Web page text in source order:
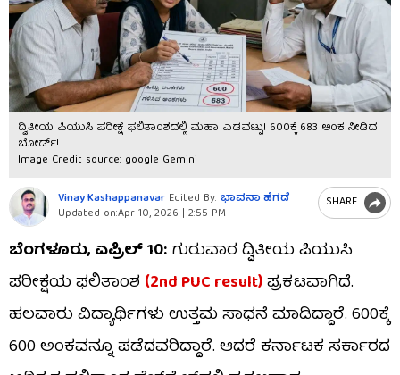
ದ್ವಿತೀಯ ಪಿಯುಸಿ ಪರೀಕ್ಷೆ ಫಲಿತಾಂಶದಲ್ಲಿ ಮಹಾ ಎಡವಟ್ಟು! 600ಕ್ಕೆ 683 ಅಂಕ ನೀಡಿದ
ಬೋರ್ಡ್​!
Image Credit source: google Gemini
Vinay Kashappanavar Edited By: ಭಾವನಾ ಹೆಗಡೆ
Updated on:Apr 10, 2026 | 2:55 PM
SHARE
ಬೆಂಗಳೂರು, ಏಪ್ರಿಲ್ 10:ಗುರುವಾರ ದ್ವಿತೀಯ ಪಿಯುಸಿ
ಪರೀಕ್ಷೆಯ ಫಲಿತಾಂಶ (2nd PUC result)ಪ್ರಕಟವಾಗಿದೆ.
ಹಲವಾರು ವಿದ್ಯಾರ್ಥಿಗಳು ಉತ್ತಮ ಸಾಧನೆ ಮಾಡಿದ್ದಾರೆ. 600ಕ್ಕೆ
600 ಅಂಕವನ್ನೂ ಪಡೆದವರಿದ್ದಾರೆ. ಆದರೆ ಕರ್ನಾಟಕ ಸರ್ಕಾರದ